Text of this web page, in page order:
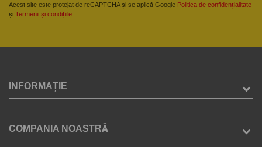
Acest site este protejat de reCAPTCHA și se aplică Google Politica de confidențialitate
și Termenii și condițiile
INFORMAȚIE
COMPANIA NOASTRĂ